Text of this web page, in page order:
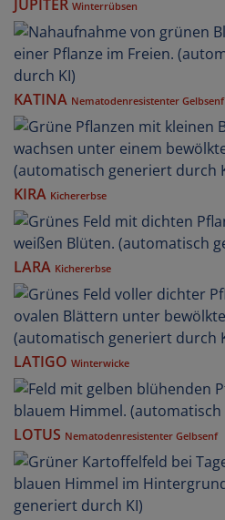
JUPITER Winterrübsen
KATINA Nematodenresistenter Gelbsenf
KIRA Kichererbse
LARA Kichererbse
LATIGO Winterwicke
LOTUS Nematodenresistenter Gelbsenf